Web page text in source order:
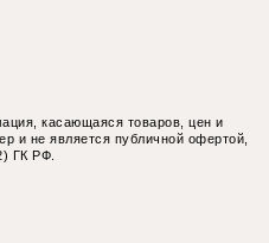
касающаяся товаров, цен и
и не является публичной офертой,
ГК РФ.